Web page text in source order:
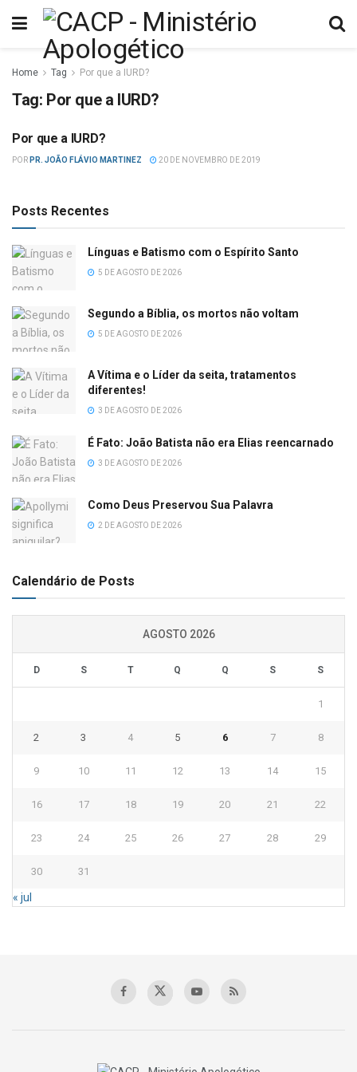
Home Tag Por que a IURD?
Tag: Por que a IURD?
DOUTRINAS
Por que a IURD?
POR PR. JOÃO FLÁVIO MARTINEZ 20 DE NOVEMBRO DE 2019
Posts Recentes
Línguas e Batismo com o Espírito Santo
5 DE AGOSTO DE 2026
Segundo a Bíblia, os mortos não voltam
5 DE AGOSTO DE 2026
A Vítima e o Líder da seita, tratamentos
diferentes!
3 DE AGOSTO DE 2026
É Fato: João Batista não era Elias reencarnado
3 DE AGOSTO DE 2026
Como Deus Preservou Sua Palavra
2 DE AGOSTO DE 2026
Calendário de Posts
AGOSTO 2026
D S T Q Q S S
1
2 3 4 5 6 7 8
9 10 11 12 13 14 15
16 17 18 19 20 21 22
23 24 25 26 27 28 29
30 31
« jul